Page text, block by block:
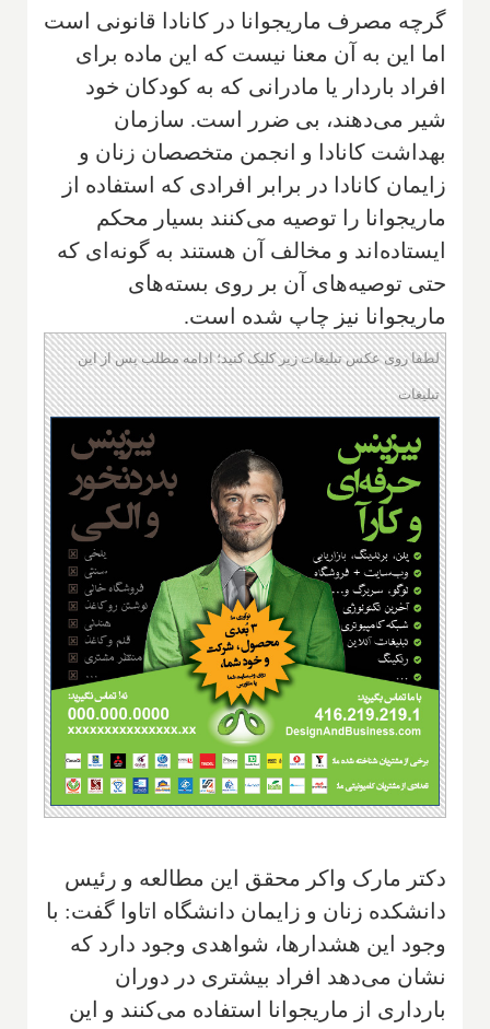
گرچه مصرف ماریجوانا در کانادا قانونی است
اما این به آن معنا نیست که این ماده برای
افراد باردار یا مادرانی که به کودکان خود
شیر می‌دهند، بی ضرر است. سازمان
بهداشت کانادا و انجمن متخصصان زنان و
زایمان کانادا در برابر افرادی که استفاده از
ماریجوانا را توصیه می‌کنند بسیار محکم
ایستاده‌اند و مخالف آن هستند به گونه‌ای که
حتی توصیه‌های آن بر روی بسته‌های
ماریجوانا نیز چاپ شده است.
لطفا روی عکس تبلیغات زیر کلیک کنید؛ ادامه مطلب پس از این
تبلیغات
دکتر مارک واکر محقق این مطالعه و رئیس
دانشکده زنان و زایمان دانشگاه اتاوا گفت: با
وجود این هشدارها، شواهدی وجود دارد که
نشان می‌دهد افراد بیشتری در دوران
بارداری از ماریجوانا استفاده می‌کنند و این